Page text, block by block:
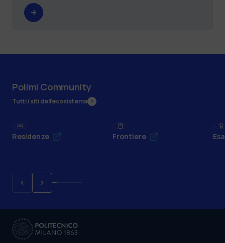
Polimi Community
Tutti i siti dell’ecosistema
Residenze Frontiere